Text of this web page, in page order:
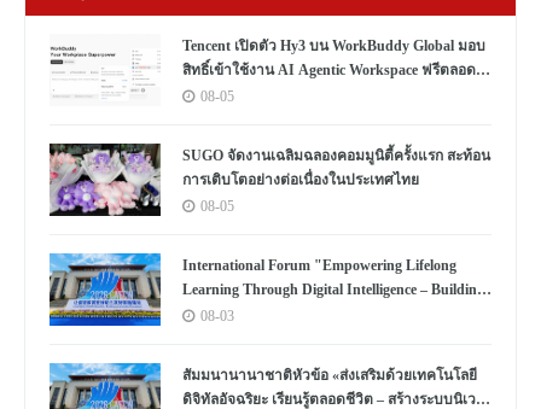
Tencent เปิดตัว Hy3 บน WorkBuddy Global มอบ
สิทธิ์เข้าใช้งาน AI Agentic Workspace ฟรีตลอด
เดือนสิงหาคม
08-05
SUGO จัดงานเฉลิมฉลองคอมมูนิตี้ครั้งแรก สะท้อน
การเติบโตอย่างต่อเนื่องในประเทศไทย
08-05
International Forum "Empowering Lifelong
Learning Through Digital Intelligence – Building
a New Ecosystem for Human Lifelong Learning"
08-03
สัมมนานานาชาติหัวข้อ «ส่งเสริมด้วยเทคโนโลยี
ดิจิทัลอัจฉริยะ เรียนรู้ตลอดชีวิต – สร้างระบบนิเวศ